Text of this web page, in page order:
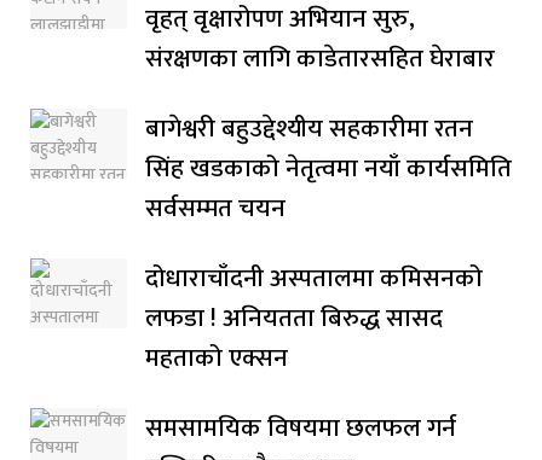
वृहत् वृक्षारोपण अभियान सुरु,
संरक्षणका लागि काडेतारसहित घेराबार
बागेश्वरी बहुउद्देश्यीय सहकारीमा रतन
सिंह खडकाको नेतृत्वमा नयाँ कार्यसमिति
सर्वसम्मत चयन
दोधाराचाँदनी अस्पतालमा कमिसनको
लफडा ! अनियतता बिरुद्ध सासद
महताको एक्सन
समसामयिक विषयमा छलफल गर्न